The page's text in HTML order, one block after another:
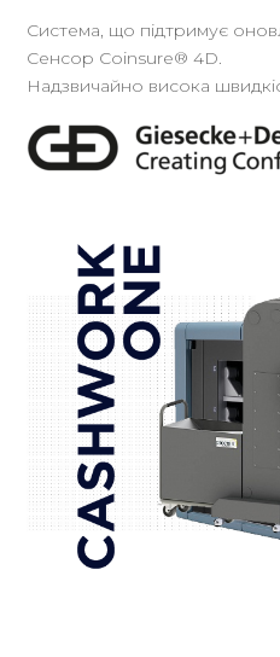
Система, що підтримує
Сенсор Coinsure® 4D.
Надзвичайно висока